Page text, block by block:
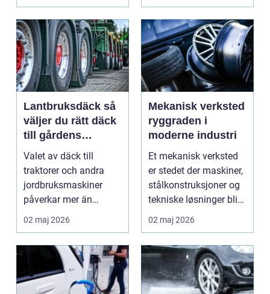
Lantbruksdäck så
väljer du rätt däck
till gårdens
maskiner
Valet av däck till
traktorer och andra
jordbruksmaskiner
påverkar mer än
många tror. Rätt däck
ger b...
02 maj 2026
Mekanisk verksted
ryggraden i
moderne industri
Et mekanisk verksted
er stedet der maskiner,
stålkonstruksjoner og
tekniske løsninger blir
holdt i g...
02 maj 2026